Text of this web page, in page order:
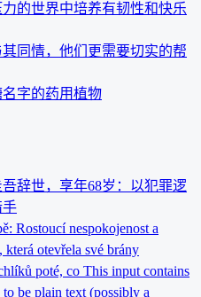
的世界中培养有韧性和快乐
同情，他们更需要切实的帮
字的药用植物
辞世，享年68岁：以犯罪逻
手
Rostoucí nespokojenost a
otevřela své brány
poté, co This input contains
be plain text (possibly a